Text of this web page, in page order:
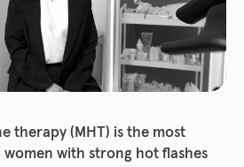
therapy (MHT) is the most
with strong hot flashes